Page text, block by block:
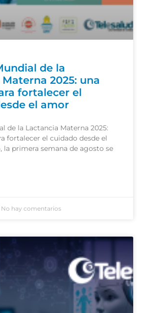
de la
2025: una
fortalecer el
el amor
de la Lactancia Materna 2025:
fortalecer el cuidado desde el
la primera semana de agosto se
No hay comentarios